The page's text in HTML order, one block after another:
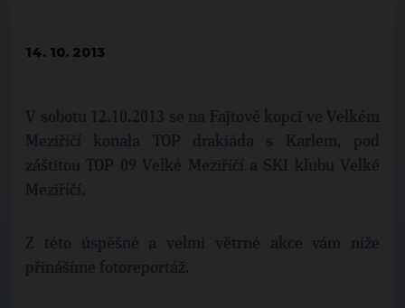
14. 10. 2013
V sobotu 12.10.2013 se na Fajtově kopci ve Velkém
Meziříčí konala TOP drakiáda s Karlem, pod
záštitou TOP 09 Velké Meziříčí a SKI klubu Velké
Meziříčí.
Z této úspěšné a velmi větrné akce vám níže
přinášíme fotoreportáž.